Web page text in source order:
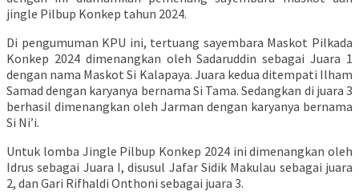
jingle Pilbup Konkep tahun 2024.
Di pengumuman KPU ini, tertuang sayembara Maskot Pilkada
Konkep 2024 dimenangkan oleh Sadaruddin sebagai Juara 1
dengan nama Maskot Si Kalapaya. Juara kedua ditempati Ilham
Samad dengan karyanya bernama Si Tama. Sedangkan di juara 3
berhasil dimenangkan oleh Jarman dengan karyanya bernama
Si Ni’i.
Untuk lomba Jingle Pilbup Konkep 2024 ini dimenangkan oleh
Idrus sebagai Juara I, disusul Jafar Sidik Makulau sebagai juara
2, dan Gari Rifhaldi Onthoni sebagai juara 3.